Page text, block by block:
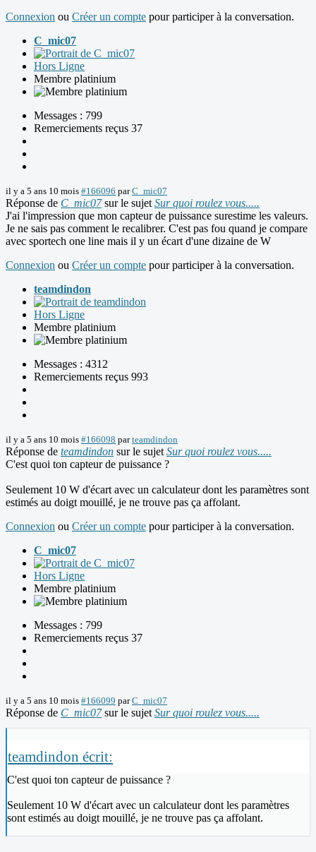
Connexion ou Créer un compte pour participer à la conversation.
C_mic07
Hors Ligne
Membre platinium
Messages : 799
Remerciements reçus 37
il y a 5 ans 10 mois #166096 parC_mic07
Réponse de C_mic07sur le sujet Sur quoi roulez vous.....
J'ai l'impression que mon capteur de puissance surestime les valeurs.
Je ne sais pas comment le recalibrer. C'est pas fou quand je compare
avec sportech one line mais il y un écart d'une dizaine de W
Connexion ou Créer un compte pour participer à la conversation.
teamdindon
Hors Ligne
Membre platinium
Messages : 4312
Remerciements reçus 993
il y a 5 ans 10 mois #166098 parteamdindon
Réponse de teamdindon sur le sujet Sur quoi roulez vous.....
C'est quoi ton capteur de puissance ?
Seulement 10 W d'écart avec un calculateur dont les paramètres sont
estimés au doigt mouillé, je ne trouve pas ça affolant.
Connexion ou Créer un compte pour participer à la conversation.
C_mic07
Hors Ligne
Membre platinium
Messages : 799
Remerciements reçus 37
il y a 5 ans 10 mois #166099 parC_mic07
Réponse de C_mic07sur le sujet Sur quoi roulez vous.....
teamdindon écrit:
C'est quoi ton capteur de puissance ?
Seulement 10 W d'écart avec un calculateur dont les paramètres
sont estimés au doigt mouillé, je ne trouve pas ça affolant.